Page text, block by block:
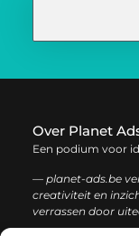
Over Planet
Een podium voor
— planet-ads.be
creativiteit en
verrassen door